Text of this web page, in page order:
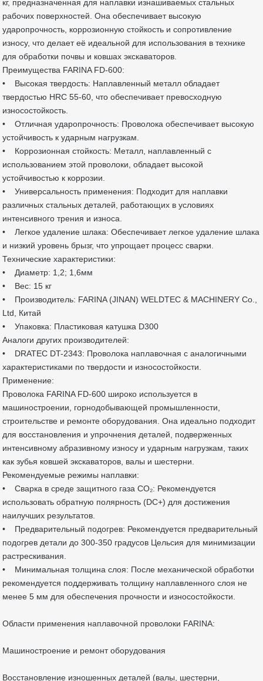
кг, предназначенная для наплавки изнашиваемых стальных
рабочих поверхностей. Она обеспечивает высокую
ударопрочность, коррозионную стойкость и сопротивление
износу, что делает её идеальной для использования в технике
для обработки почвы и ковшах экскаваторов.
Преимущества FARINA FD-600:
• Высокая твердость: Наплавленный металл обладает
твердостью HRC 55-60, что обеспечивает превосходную
износостойкость.
• Отличная ударопрочность: Проволока обеспечивает высокую
устойчивость к ударным нагрузкам.
• Коррозионная стойкость: Металл, наплавленный с
использованием этой проволоки, обладает высокой
устойчивостью к коррозии.
• Универсальность применения: Подходит для наплавки
различных стальных деталей, работающих в условиях
интенсивного трения и износа.
• Легкое удаление шлака: Обеспечивает легкое удаление шлака
и низкий уровень брызг, что упрощает процесс сварки.
Технические характеристики:
• Диаметр: 1,2; 1,6мм
• Вес: 15 кг
• Производитель: FARINA (JINAN) WELDTEC & MACHINERY Co.,
Ltd, Китай
• Упаковка: Пластиковая катушка D300
Аналоги других производителей:
• DRATEC DT-2343: Проволока наплавочная с аналогичными
характеристиками по твердости и износостойкости.
Применение:
Проволока FARINA FD-600 широко используется в
машиностроении, горнодобывающей промышленности,
строительстве и ремонте оборудования. Она идеально подходит
для восстановления и упрочнения деталей, подверженных
интенсивному абразивному износу и ударным нагрузкам, таких
как зубья ковшей экскаваторов, валы и шестерни.
Рекомендуемые режимы наплавки:
• Сварка в среде защитного газа CO₂: Рекомендуется
использовать обратную полярность (DC+) для достижения
наилучших результатов.
• Предварительный подогрев: Рекомендуется предварительный
подогрев детали до 300-350 градусов Цельсия для минимизации
растрескивания.
• Минимальная толщина слоя: После механической обработки
рекомендуется поддерживать толщину наплавленного слоя не
менее 5 мм для обеспечения прочности и износостойкости.
Области применения наплавочной проволоки FARINA:
Машиностроение и ремонт оборудования
Восстановление изношенных деталей (валы, шестерни,